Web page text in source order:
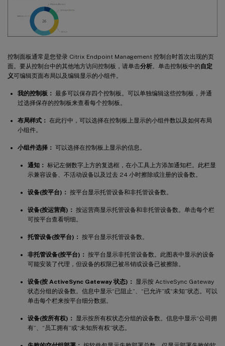
控制面板通常是您登录 Citrix Endpoint Management 控制台时首次出现的页
面。要从控制台中的其他地方访问控制板，请单击分析。单击控制板中的自定
义可编辑页面布局以及编辑显示的小组件。
我的控制板： 最多可以保存四个控制板。可以单独编辑这些控制板，并通
过选择保存的控制板来查看每个控制板。
布局样式： 在此行中，可以选择在控制板上显示的小组件数以及如何布局
小组件。
小组件选择： 可以选择在控制板上显示的信息。
通知： 标记左侧数字上方的复选框，在小工具上方添加通知栏。此栏显
示兼容设备、不活动设备以及过去 24 小时擦除或注册的设备数。
设备(按平台)： 按平台显示托管设备和非托管设备数。
设备(按运营商)： 按运营商显示托管设备和非托管设备数。单击每个栏
可按平台查看明细。
托管设备(按平台)： 按平台显示托管设备数。
非托管设备(按平台)： 按平台显示非托管设备数。此图表中显示的设备
可能安装了代理，但设备的权限已被吊销或设备已被擦除。
设备(按 ActiveSync Gateway 状态)：
显示按 ActiveSync Gateway
状态分组的设备数。信息中显示“已阻止”、“已允许”或“未知”状态。可以
单击每个栏来按平台细分数据。
设备(按所有权)：
显示按所有权状态分组的设备数。信息中显示“公司拥
有”、“员工拥有”或“未知所有权”状态。